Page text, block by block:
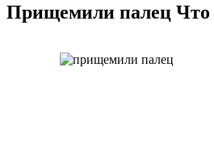
Прищемили палец Что